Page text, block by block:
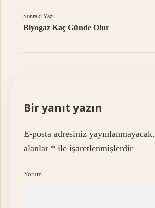
Sonraki Yazı
Biyogaz Kaç Günde Olur
Bir yanıt yazın
E-posta adresiniz yayınlanmayacak.
alanlar * ile işaretlenmişlerdir
Yorum